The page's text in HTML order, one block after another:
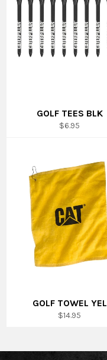
GOLF TEES BLK
Prix
$6.95
GOLF TOWEL YEL
Prix
$14.95